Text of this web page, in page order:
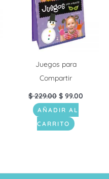
Juegos para
Compartir
$229.00 $ 99.00
AÑADIR AL
CARRITO